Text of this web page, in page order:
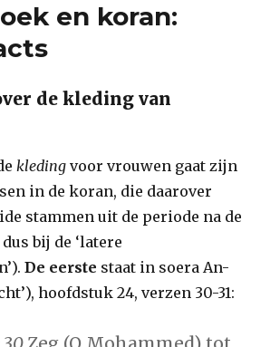
en koran:
de kleding van
kledingvoor vrouwen gaat zijn
in de koran, die daarover
stammen uit de periode na de
bij de ‘latere
De eerste staat in soera An-
hoofdstuk 24, verzen 30-31: